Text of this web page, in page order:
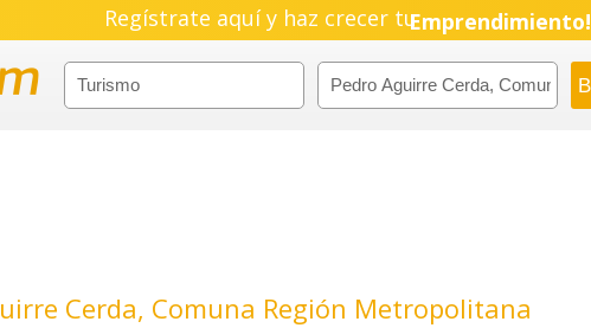
Regístrate aquí y haz crecer tuEmprendimiento!
Cerda, Comuna Región Metropolitana